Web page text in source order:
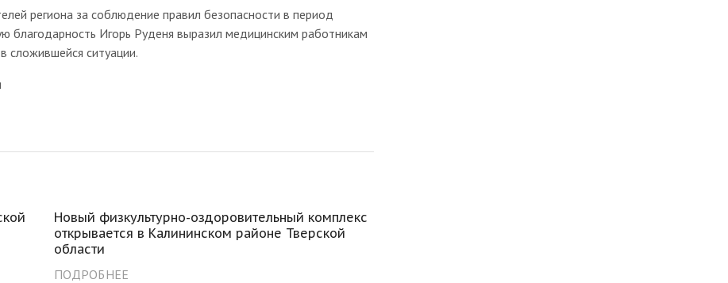
региона за соблюдение правил безопасности в период
благодарность Игорь Руденя выразил медицинским работникам
сложившейся ситуации.
Новый физкультурно-оздоровительный комплекс
открывается в Калининском районе Тверcкой
области
ПОДРОБНЕЕ